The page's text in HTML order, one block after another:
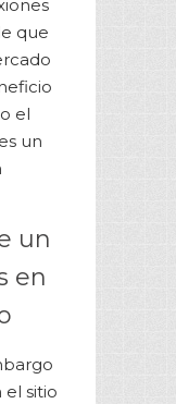
que
el
un
un
en
sitio